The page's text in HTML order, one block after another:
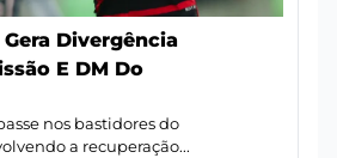
Gera Divergência
E DM Do
nos bastidores do
a recuperação...